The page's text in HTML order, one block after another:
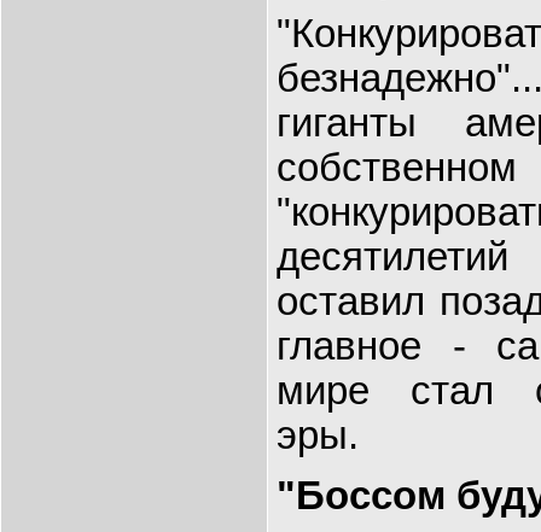
гиганты
оставил
главное -
мире стал
эры.
"Боссом